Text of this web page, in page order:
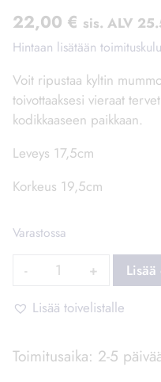
22,00 € sis. ALV
Hintaan lisätään
Voit ripustaa kyltin
toivottaaksesi vieraat
kodikkaaseen paikkaan.
Leveys 17,5cm
Korkeus 19,5cm
Varastossa
Mummola
määrä
Lisää toivelistalle
Toimitusaika: 2-5